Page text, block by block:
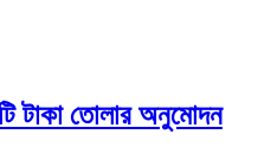
টাকা তোলার অনুমোদন